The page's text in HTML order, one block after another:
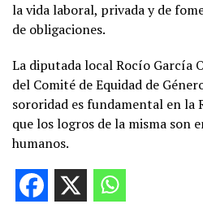
la vida laboral, privada y de
de obligaciones.
La diputada local Rocío García
del Comité de Equidad de
sororidad es fundamental en la
que los logros de la misma son
humanos.